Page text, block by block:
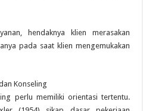
hendaknya klien merasakan
pada saat klien mengemukakan
Konseling
perlu memiliki orientasi tertentu.